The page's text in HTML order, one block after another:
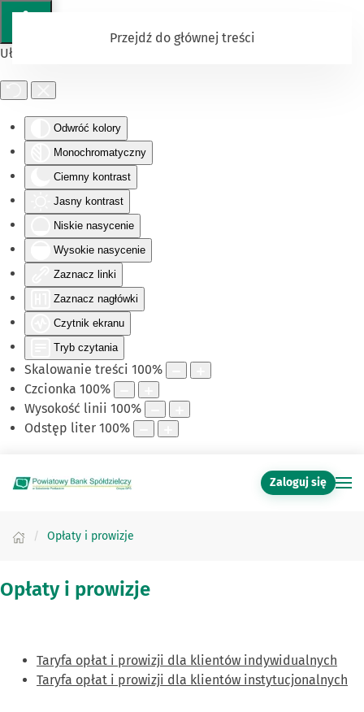
Ułatwienia dostępu
Odwróć kolory
Monochromatyczny
Ciemny kontrast
Jasny kontrast
Niskie nasycenie
Wysokie nasycenie
Zaznacz linki
Zaznacz nagłówki
Czytnik ekranu
Tryb czytania
Skalowanie treści 100%
Czcionka 100%
Wysokość linii 100%
Odstęp liter 100%
Przejdź do głównej treści
Zaloguj się
Opłaty i prowizje
Opłaty i prowizje
Taryfa opłat i prowizji dla klientów indywidualnych
Taryfa opłat i prowizji dla klientów instytucjonalnych